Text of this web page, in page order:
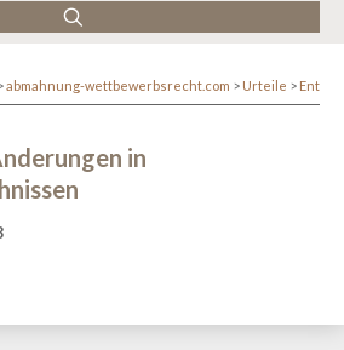
abmahnung-wettbewerbsrecht.com Urteile
in